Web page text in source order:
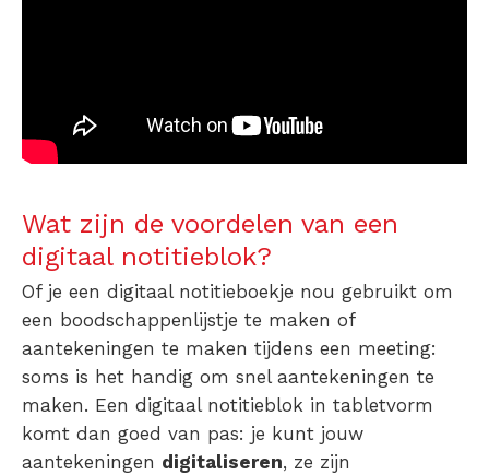
Wat zijn de voordelen van een
digitaal notitieblok?
Of je een digitaal notitieboekje nou gebruikt om
een boodschappenlijstje te maken of
aantekeningen te maken tijdens een meeting:
soms is het handig om snel aantekeningen te
maken. Een digitaal notitieblok in tabletvorm
komt dan goed van pas: je kunt jouw
aantekeningen digitaliseren, ze zijn